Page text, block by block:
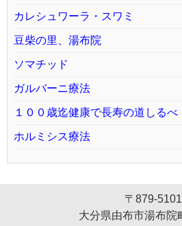
カレシュワーラ・スワミ
豆柴の里、湯布院
ソマチッド
ガルバーニ療法
１００歳迄健康で長寿の道しるべ
ホルミシス療法
〒879-5101
大分県由布市湯布院